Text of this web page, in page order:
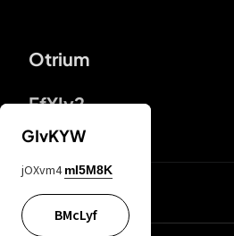
Otrium
FfYIy2
KIjvtr
GIvKYW
jOXvm4 mI5M8K
BMcLyf